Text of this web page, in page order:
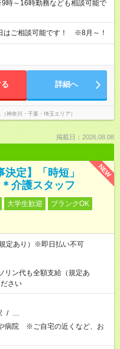
～16時勤務なども相談可能で
はご相談可能です！ ※8月～！
詳細へ
神奈川・千葉・埼玉エリア）
掲載日：2026.08.08
NEW
定】「時短」
介護スタッフ
大学生歓迎
ブランクOK
定あり）※即日払い不可
ン代も全額支給（規定あ
さい
/ …
病院 ※ご自宅の近くなど、お